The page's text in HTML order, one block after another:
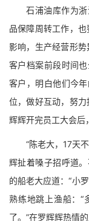
石浦油库作为浙
品保障周转工作，
影响，生产经营形势
客户档案前段时间
客户，明白他们今
位，做好互动，努
辉辉开完员工大会后
“陈老大，17天不
辉扯着嗓子招呼道
的船老大应道：“小
熟练地跳上渔船：“
了。”在罗辉辉热情